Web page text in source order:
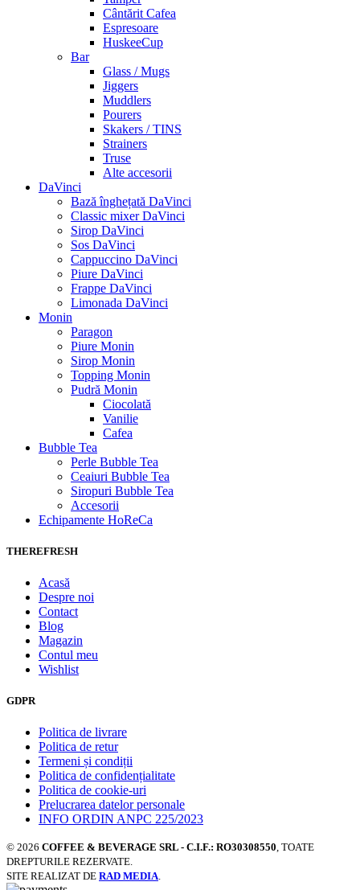
Cântărit Cafea
Espresoare
HuskeeCup
Bar
Glass / Mugs
Jiggers
Muddlers
Pourers
Skakers / TINS
Strainers
Truse
Alte accesorii
DaVinci
Bază înghețată DaVinci
Classic mixer DaVinci
Sirop DaVinci
Sos DaVinci
Cappuccino DaVinci
Piure DaVinci
Frappe DaVinci
Limonada DaVinci
Monin
Paragon
Piure Monin
Sirop Monin
Topping Monin
Pudră Monin
Ciocolată
Vanilie
Cafea
Bubble Tea
Perle Bubble Tea
Ceaiuri Bubble Tea
Siropuri Bubble Tea
Accesorii
Echipamente HoReCa
THEREFRESH
Acasă
Despre noi
Contact
Blog
Magazin
Contul meu
Wishlist
GDPR
Politica de livrare
Politica de retur
Termeni și condiții
Politica de confidențialitate
Politica de cookie-uri
Prelucrarea datelor personale
INFO ORDIN ANPC 225/2023
© 2026 COFFEE & BEVERAGE SRL - C.I.F.: RO30308550, TOATE
DREPTURILE REZERVATE.
SITE REALIZAT DE RAD MEDIA.